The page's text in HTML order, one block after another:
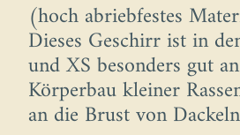
(hoch abriebfestes
Dieses Geschirr ist in
und XS besonders gut
Körperbau kleiner
an die Brust von